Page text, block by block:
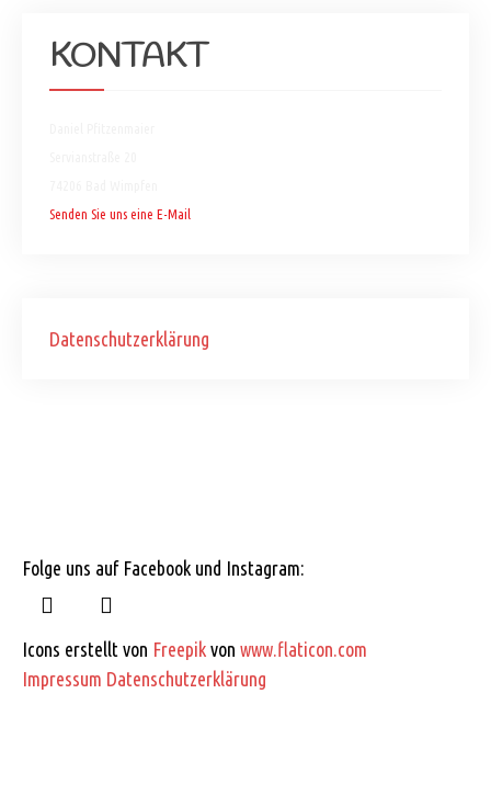
KONTAKT
Senden Sie uns eine E-Mail
Datenschutzerklärung
Folge uns auf Facebook und Instagram:
Icons erstellt von Freepik von www.flaticon.com
Impressum Datenschutzerklärung